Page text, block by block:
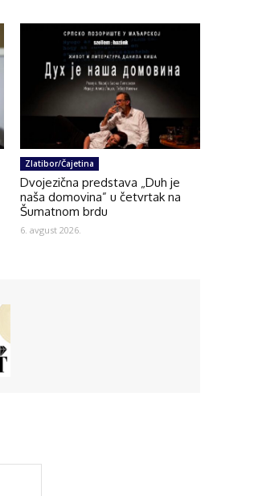
Zlatibor/Čajetina
Dvojezična predstava „Duh je
naša domovina” u četvrtak na
Šumatnom brdu
6. avgust 2026.